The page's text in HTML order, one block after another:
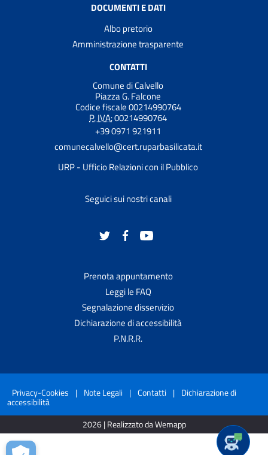
DOCUMENTI E DATI
Albo pretorio
Amministrazione trasparente
CONTATTI
Comune di Calvello
Piazza G. Falcone
Codice fiscale 00214990764
P. IVA:00214990764
+39 0971 921911
comunecalvello@cert.ruparbasilicata.it
URP - Ufficio Relazioni con il Pubblico
Seguici sui nostri canali
Prenota appuntamento
Leggi le FAQ
Segnalazione disservizio
Dichiarazione di accessibilità
P.N.R.R.
Privacy-Cookies | Note Legali | Contatti | Dichiarazione di
accessibilità
2026 | Realizzato da Wemapp